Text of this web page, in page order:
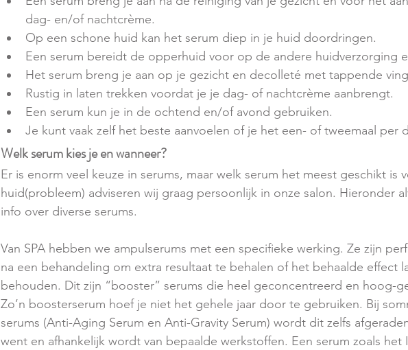
dag- en/of nachtcrème.
Op een schone huid kan het serum diep in je huid doordringen.
Een serum bereidt de opperhuid voor op de andere huidverzorging
Het serum breng je aan op je gezicht en decolleté met tappende
Rustig in laten trekken voordat je je dag- of nachtcrème aanbrengt.
Een serum kun je in de ochtend en/of avond gebruiken.
Je kunt vaak zelf het beste aanvoelen of je het een- of tweemaal per
Welk serum kies je en wanneer?
Er is enorm veel keuze in serums, maar welk serum het meest geschikt is
huid(probleem) adviseren wij graag persoonlijk in onze salon. Hieronder
info over diverse serums.
Van SPA hebben we ampulserums met een specifieke werking. Ze zijn
na een behandeling om extra resultaat te behalen of het behaalde effect
behouden. Dit zijn “booster” serums die heel geconcentreerd en hoog-
Zo’n boosterserum hoef je niet het gehele jaar door te gebruiken. Bij
serums (Anti-Aging Serum en Anti-Gravity Serum) wordt dit zelfs
went en afhankelijk wordt van bepaalde werkstoffen. Een serum zoals het